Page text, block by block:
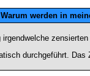
Warum werden in
durchgeführt.